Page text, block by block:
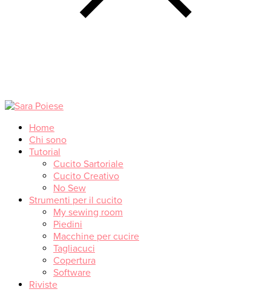
Home
Chi sono
Tutorial
Cucito Sartoriale
Cucito Creativo
No Sew
Strumenti per il cucito
My sewing room
Piedini
Macchine per cucire
Tagliacuci
Copertura
Software
Riviste